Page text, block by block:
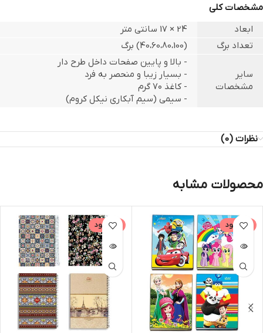
مشخصات کلی
ابعاد
24 × 17 سانتی متر
تعداد برگ
(40،60،80،100) برگ
سایر
مشخصات
- بالا و پایین صفحات داخل طرح دار
- بسیار زیبا و منحصر به فرد
- کاغذ ۷۰ گرم
- سیمی (سیم آبکاری نیکل کروم)
نظرات (0)
محصولات مشابه
ناموجود ناموجود